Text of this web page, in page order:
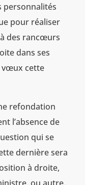
personnalités
pour réaliser
des rancœurs
dans ses
vœux cette
refondation
l’absence de
qui se
dernière sera
à droite,
ou autre,